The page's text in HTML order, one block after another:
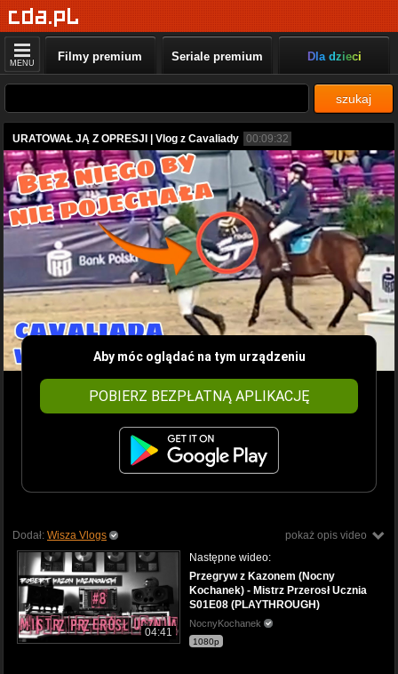
MENU Filmy premium Seriale premium Dla dzieci
szukaj
URATOWAŁ JĄ Z OPRESJI | Vlog z Cavaliady 00:09:32
Aby móc oglądać na tym urządzeniu
POBIERZ BEZPŁATNĄ APLIKACJĘ
pokaż opis video
Dodał: Wisza Vlogs
04:41
Następne wideo:
Przegryw z Kazonem (Nocny
Kochanek) - Mistrz Przerosł Ucznia
S01E08 (PLAYTHROUGH)
NocnyKochanek
1080p